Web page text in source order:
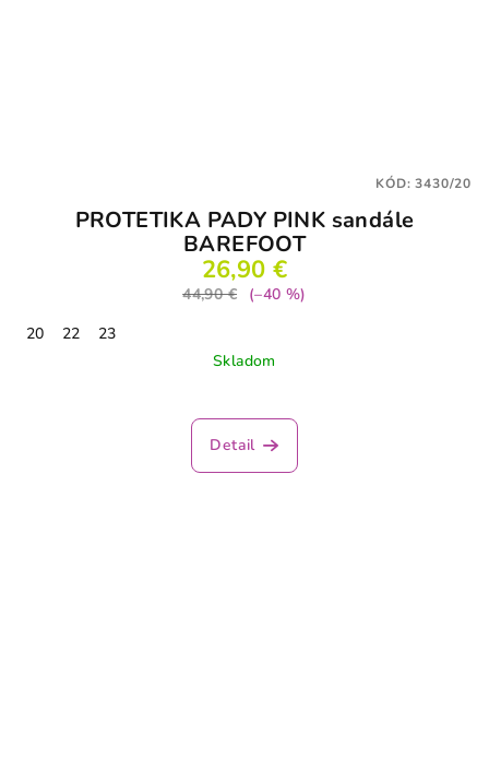
PROTETIKA PADY PINK sandále
BAREFOOT
26,90 €
44,90 €
(–40 %)
20
22
23
Skladom
hodnotenie
produktu
Detail
KÓD:3430/20